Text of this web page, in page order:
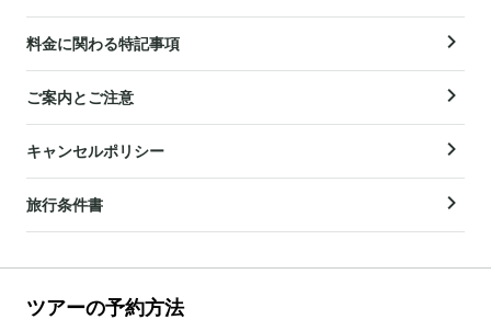
料金に関わる特記事項
ご案内とご注意
キャンセルポリシー
旅行条件書
ツアーの予約方法